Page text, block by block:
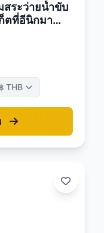
ระว่ายน้ำขับ
ตที่อีนิกมา
฿ THB